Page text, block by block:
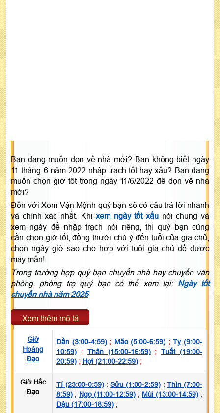
Bạn đang muốn dọn về nhà mới? Bạn không biết ngày
11 tháng 6 năm 2022 nhập trạch tốt hay xấu? Bạn đang
muốn chọn giờ tốt trong ngày 11/6/2022 đề dọn về nhà
mới?
Đến với Xem Vận Mệnh quý bạn sẽ có câu trả lời nhanh
và chính xác nhất. Khixem ngày tốt xấu nói chung và
xem ngày để nhập trạch nói riêng, thì quý bạn cũng
cần chọn giờ tốt, đồng thười chú ý đến tuổi của gia chủ,
chọn ngày giờ sao cho hợp với tuổi gia chủ để được
may mắn!
Trong trường hợp quý bạn chuyển nhà hay chuyển văn
phòng, phòng trọ quý bạn có thể xem tại: Ngày tốt
chuyển nhà năm 2025
Xem thêm mô tả
Giờ
Hoàng
Đạo
Dần (3:00-4:59); Mão (5:00-6:59) ;Tỵ (9:00-
10:59) ; Thân (15:00-16:59);Tuất (19:00-
20:59) ; Hợi (21:00-22:59) ;
Giờ Hắc
Đạo
Tí (23:00-0:59);Sửu (1:00-2:59);Thìn (7:00-
8:59) ; Ngọ (11:00-12:59) ; Mùi (13:00-14:59);
Dậu (17:00-18:59) ;